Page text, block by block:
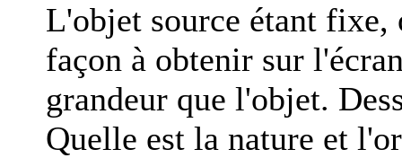
L'objet source étant
façon à obtenir sur
grandeur que l'objet.
Quelle est la nature et